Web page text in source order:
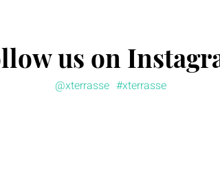
us on
#xterrasse
@xterrasse